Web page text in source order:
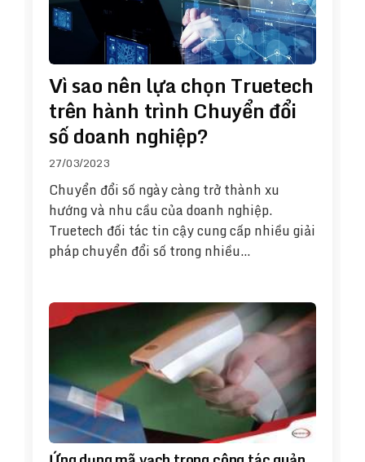
Vì sao nên lựa chọn Truetech
trên hành trình Chuyển đổi
số doanh nghiệp?
27/03/2023
Chuyển đổi số ngày càng trở thành xu
hướng và nhu cầu của doanh nghiệp.
Truetech đối tác tin cậy cung cấp nhiều giải
pháp chuyển đổi số trong nhiều…